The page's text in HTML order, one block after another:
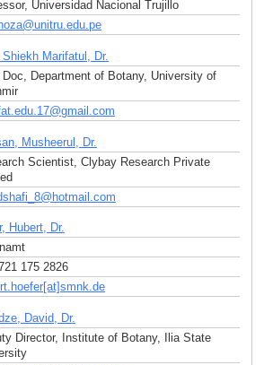
Universidad Nacional Trujillo
@unitru.edu pe
Shiekh Marifatul, Dr.
Doc, Department of Botany, University of
@gmail com
Musheerul, Dr.
Scientist, Clybay Research Private
@hotmail com
Hubert, Dr.
175 2826
.de
David, Dr.
Director, Institute of Botany, Ilia State